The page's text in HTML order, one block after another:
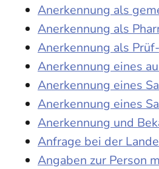
Anerkennung als
Anerkennung als
Anerkennung als
Anerkennung eines
Anerkennung eines
Anerkennung eines
Anerkennung und
Anfrage bei der
Angaben zur Person